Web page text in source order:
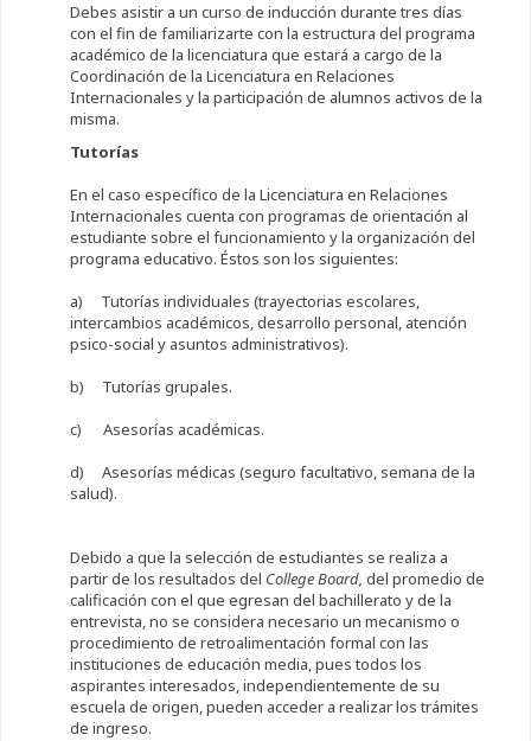
Debes asistir a un curso de inducción durante tres días
con el fin de familiarizarte con la estructura del programa
académico de la licenciatura que estará a cargo de la
Coordinación de la Licenciatura en Relaciones
Internacionales y la participación de alumnos activos de la
misma.
Tutorías
En el caso específico de la Licenciatura en Relaciones
Internacionales cuenta con programas de orientación al
estudiante sobre el funcionamiento y la organización del
programa educativo. Éstos son los siguientes:
a) Tutorías individuales (trayectorias escolares,
intercambios académicos, desarrollo personal, atención
psico-social y asuntos administrativos).
b) Tutorías grupales.
c) Asesorías académicas.
d) Asesorías médicas (seguro facultativo, semana de la
salud).
Debido a que la selección de estudiantes se realiza a
partir de los resultados del College Board, del promedio de
calificación con el que egresan del bachillerato y de la
entrevista, no se considera necesario un mecanismo o
procedimiento de retroalimentación formal con las
instituciones de educación media, pues todos los
aspirantes interesados, independientemente de su
escuela de origen, pueden acceder a realizar los trámites
de ingreso.